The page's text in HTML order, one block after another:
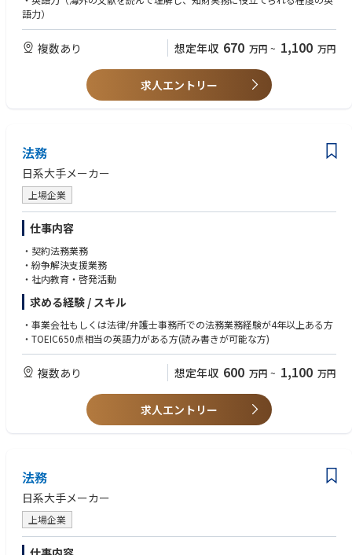
語力）
複数あり 想定年収 670 万円 ~ 1,100 万円
求人エントリー
法務
日系大手メーカー
上場企業
仕事内容
・契約法務業務
・紛争解決支援業務
・社内教育・啓発活動
求める経験 / スキル
・事業会社もしくは法律/弁護士事務所での法務業務経験が4年以上ある方
・TOEIC650点相当の英語力がある方(読み書きが可能な方)
複数あり 想定年収 600 万円 ~ 1,100 万円
求人エントリー
法務
日系大手メーカー
上場企業